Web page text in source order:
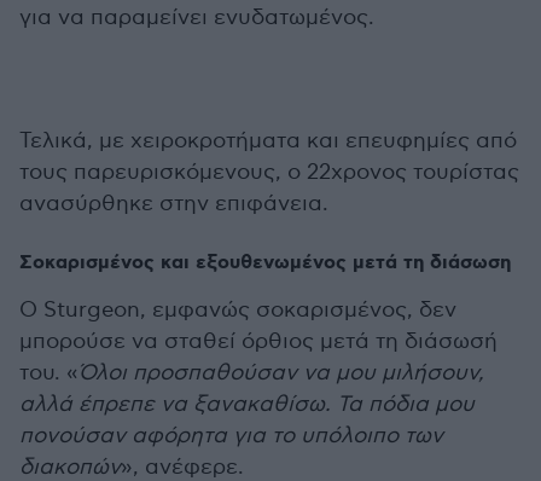
για να παραμείνει ενυδατωμένος.
Τελικά, με χειροκροτήματα και επευφημίες από
τους παρευρισκόμενους, ο 22χρονος τουρίστας
ανασύρθηκε στην επιφάνεια.
Σοκαρισμένος και εξουθενωμένος μετά τη διάσωση
Ο Sturgeon, εμφανώς σοκαρισμένος, δεν
μπορούσε να σταθεί όρθιος μετά τη διάσωσή
του. «Όλοι προσπαθούσαν να μου μιλήσουν,
αλλά έπρεπε να ξανακαθίσω. Τα πόδια μου
πονούσαν αφόρητα για το υπόλοιπο των
διακοπών», ανέφερε.